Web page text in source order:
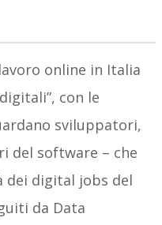
online in Italia
con le
sviluppatori,
del software – che
dei digital jobs del
da Data